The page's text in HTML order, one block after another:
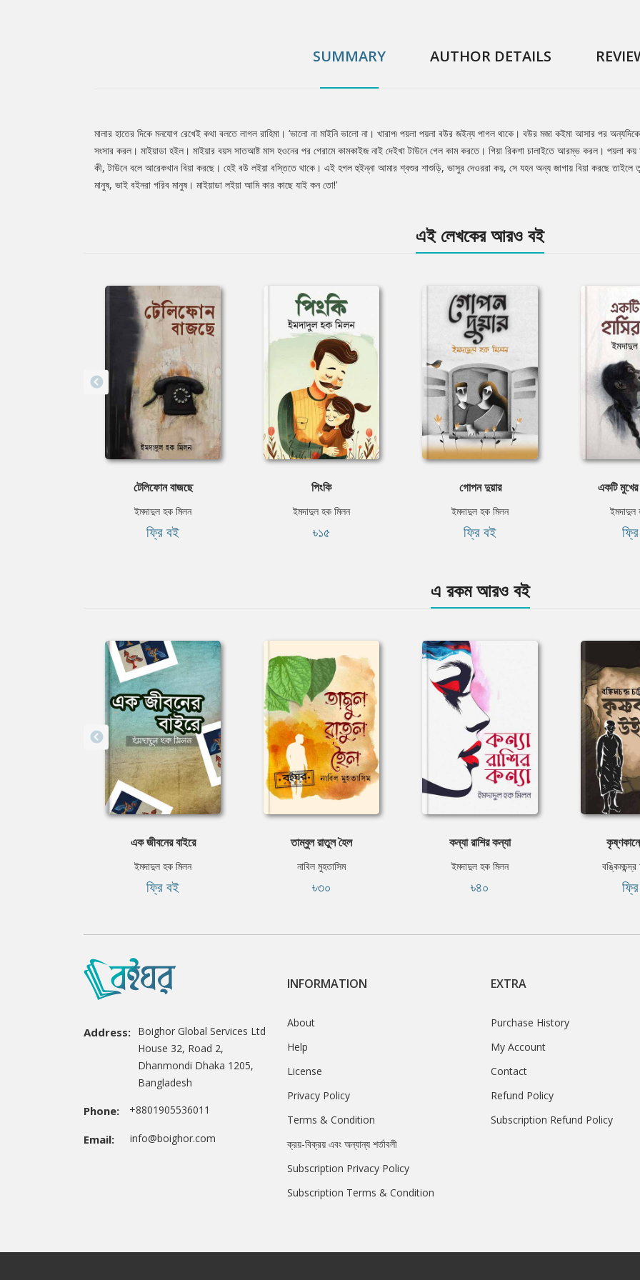
SUMMARY AUTHOR DETAILS
Tab
Article
মালার হাতের দিকে মনযোগ রেখেই কথা বলতে লাগল রাহিমা। ‘ভালো না মাইনি ভালো না। খারাপ৷ পয়লা পয়লা বউর জইন্য পাগল থাকে। বউর মজা কইমা আসার পর
সংসার করল। মাইয়াডা হইল। মাইয়ার বয়স সাতআষ্ট মাস হওনের পর গেরামে কামকাইজ নাই দেইখা টাউনে গেল কাম করতে। গিয়া রিকশা চালাইতে আরম্ভ করল। পয়লা
কী, টাউনে বলে আরেকখান বিয়া করছে। হেই বউ লইয়া বস্তিতে থাকে। এই হগল হুইন্না আমার শ্বশুর শাশুড়ি, ভাসুর দেওররা কয়, সে যহন অন্য জাগায় বিয়া করছে
মানুষ, ভাই বইনরা গরিব মানুষ। মাইয়াডা লইয়া আমি কার কাছে যাই কন তো!’
এই লেখকের আরও বই
টেলিফোন বাজছে
ইমদাদুল হক মিলন
ফ্রি বই
পিংকি
ইমদাদুল হক মিলন
৳১৫
গোপন দুয়ার
ইমদাদুল হক মিলন
ফ্রি বই
একটি
ইমদাদুল
এ রকম আরও বই
এক জীবনের বাইরে
ইমদাদুল হক মিলন
ফ্রি বই
তাম্বুল রাতুল হৈল
নাবিল মুহতাসিম
৳৩০
কন্যা রাশির কন্যা
ইমদাদুল হক মিলন
৳৪০
বঙ্কিমচন্দ্র
Address: Boighor Global Services Ltd
House 32, Road 2,
Dhanmondi Dhaka 1205,
Bangladesh
Phone: +8801905536011
Email: info@boighor.com
INFORMATION
About
Help
License
Privacy Policy
Terms & Condition
ক্রয়-বিক্রয় এবং অন্যান্য শর্তাবলী
Subscription Privacy Policy
Subscription Terms & Condition
EXTRA
Purchase History
My Account
Contact
Refund Policy
Subscription Refund Policy